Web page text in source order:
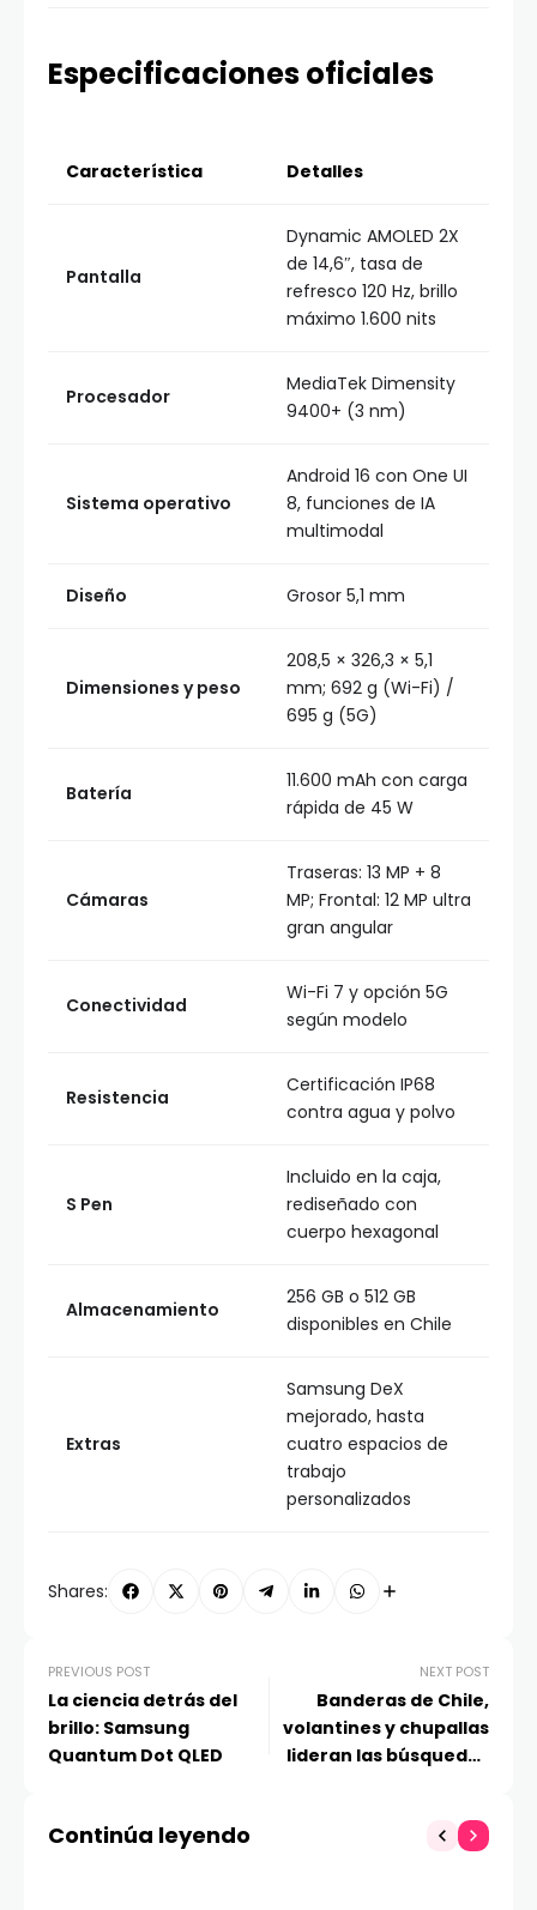
Especificaciones oficiales
Característica Detalles
Pantalla
Dynamic AMOLED 2X
de 14,6″, tasa de
refresco 120 Hz, brillo
máximo 1.600 nits
Procesador
MediaTek Dimensity
9400+ (3 nm)
Sistema operativo
Android 16 con One UI
8, funciones de IA
multimodal
Diseño Grosor 5,1 mm
Dimensiones y peso
208,5 × 326,3 × 5,1
mm; 692 g (Wi-Fi) /
695 g (5G)
Batería
11.600 mAh con carga
rápida de 45 W
Cámaras
Traseras: 13 MP + 8
MP; Frontal: 12 MP ultra
gran angular
Conectividad
Wi-Fi 7 y opción 5G
según modelo
Resistencia
Certificación IP68
contra agua y polvo
S Pen
Incluido en la caja,
rediseñado con
cuerpo hexagonal
Almacenamiento
256 GB o 512 GB
disponibles en Chile
Extras
Samsung DeX
mejorado, hasta
cuatro espacios de
trabajo
personalizados
Shares:
PREVIOUS POST
La ciencia detrás del
brillo: Samsung
Quantum Dot QLED
NEXT POST
Banderas de Chile,
volantines y chupallas
lideran las búsquedas
Continúa leyendo